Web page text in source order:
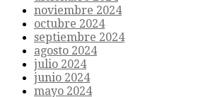
noviembre 2024
octubre 2024
septiembre 2024
agosto 2024
julio 2024
junio 2024
mayo 2024